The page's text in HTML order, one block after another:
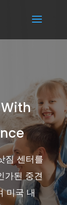
짐 센터를
가된 중견
미국 내